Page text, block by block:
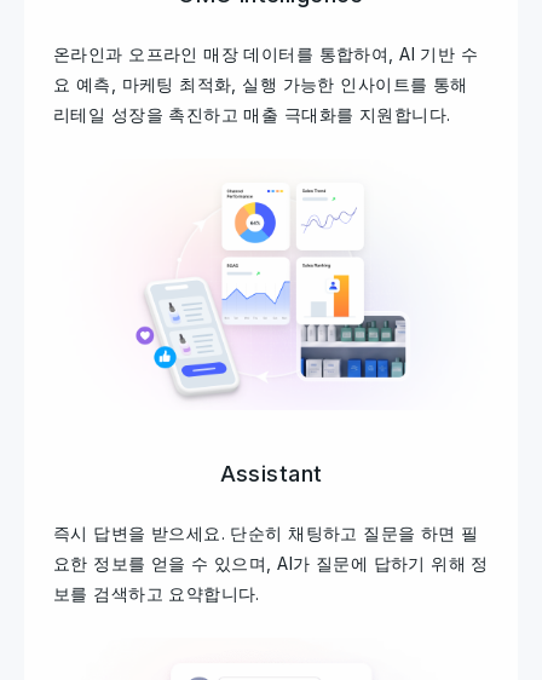
온라인과 오프라인 매장 데이터를 통합하여, AI 기반 수
요 예측, 마케팅 최적화, 실행 가능한 인사이트를 통해
리테일 성장을 촉진하고 매출 극대화를 지원합니다.
Assistant
즉시 답변을 받으세요. 단순히 채팅하고 질문을 하면 필
요한 정보를 얻을 수 있으며, AI가 질문에 답하기 위해 정
보를 검색하고 요약합니다.